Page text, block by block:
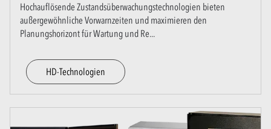
Hochauflösende Zustandsüberwachungstechnologien bieten
außergewöhnliche Vorwarnzeiten und maximieren den
Planungshorizont für Wartung und Re...
HD-Technologien